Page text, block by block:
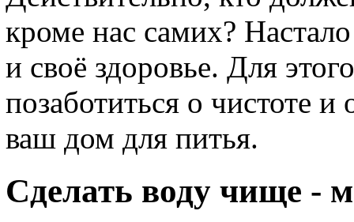
кроме нас самих?
и своё здоровье. Для
позаботиться о чистоте
ваш дом для питья.
Сделать воду чище -